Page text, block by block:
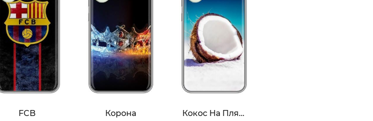
FCB
Корона
Кокос На Пляже